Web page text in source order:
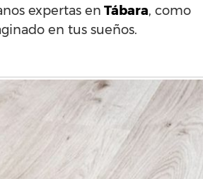
expertas en Tábara, como
en tus sueños.